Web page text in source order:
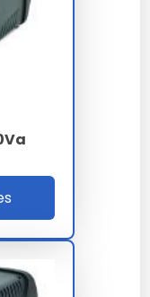
o volume da sua
propostas
custo-benefício
técnica,
oficiais e
sms 600va